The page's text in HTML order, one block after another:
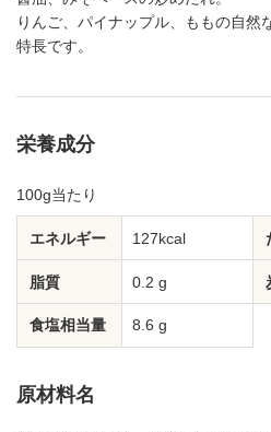
りんご、パイナップル、ももの自然
特長です。
栄養成分
100g当たり
エネルギー 127kcal
脂質 0.2 g
食塩相当量 8.6 g
原材料名